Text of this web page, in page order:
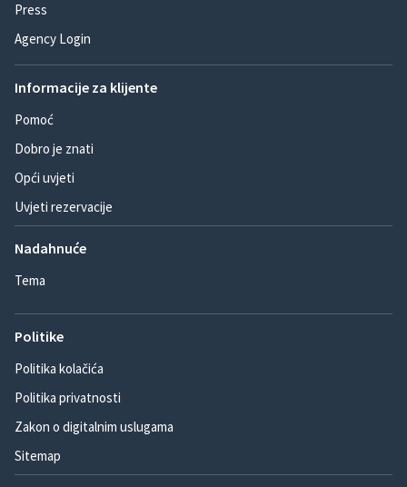
Press
Agency Login
Informacije za klijente
Pomoć
Dobro je znati
Opći uvjeti
Uvjeti rezervacije
Nadahnuće
Tema
Politike
Politika kolačića
Politika privatnosti
Zakon o digitalnim uslugama
Sitemap